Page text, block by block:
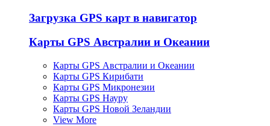
Загрузка GPS карт в навигатор
Карты GPS Австралии и Океании
Карты GPS Австралии и Океании
Карты GPS Кирибати
Карты GPS Микронезии
Карты GPS Науру
Карты GPS Новой Зеландии
View More